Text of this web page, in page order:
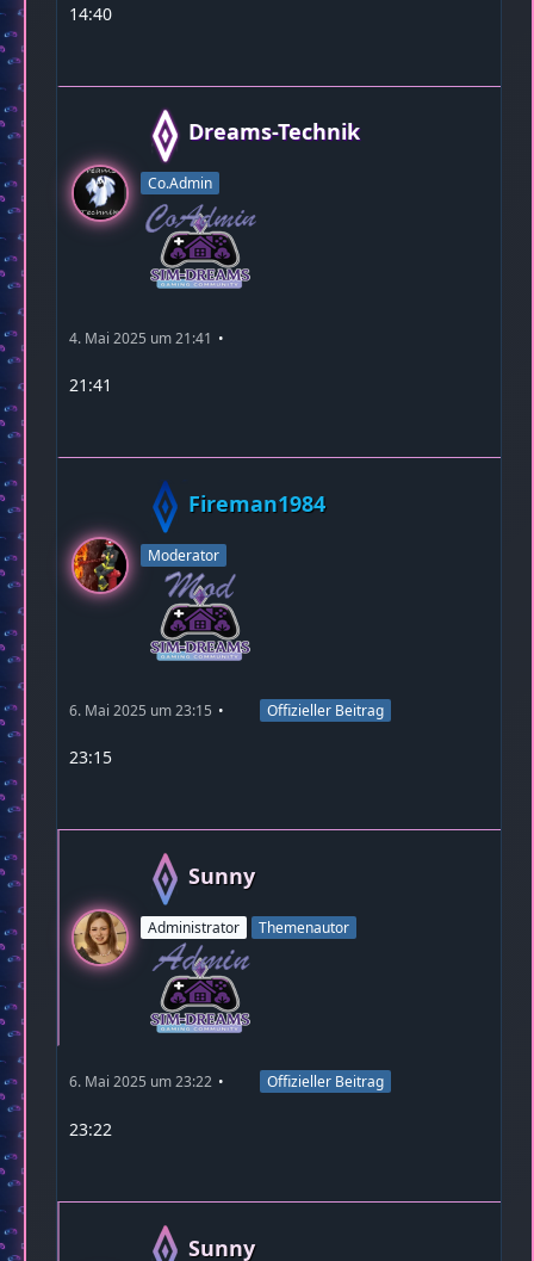
14:40
Dreams-Technik
Co.Admin
4. Mai 2025 um 21:41
21:41
Fireman1984
Moderator
6. Mai 2025 um 23:15 Offizieller Beitrag
23:15
Sunny
Administrator Themenautor
6. Mai 2025 um 23:22 Offizieller Beitrag
23:22
Sunny